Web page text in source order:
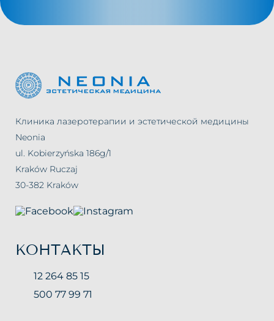
Клиника лазеротерапии и эстетической медицины
Neonia
ul. Kobierzyńska 186g/1
Kraków Ruczaj
30-382 Kraków
КОНТАКТЫ
12 264 85 15
500 77 99 71